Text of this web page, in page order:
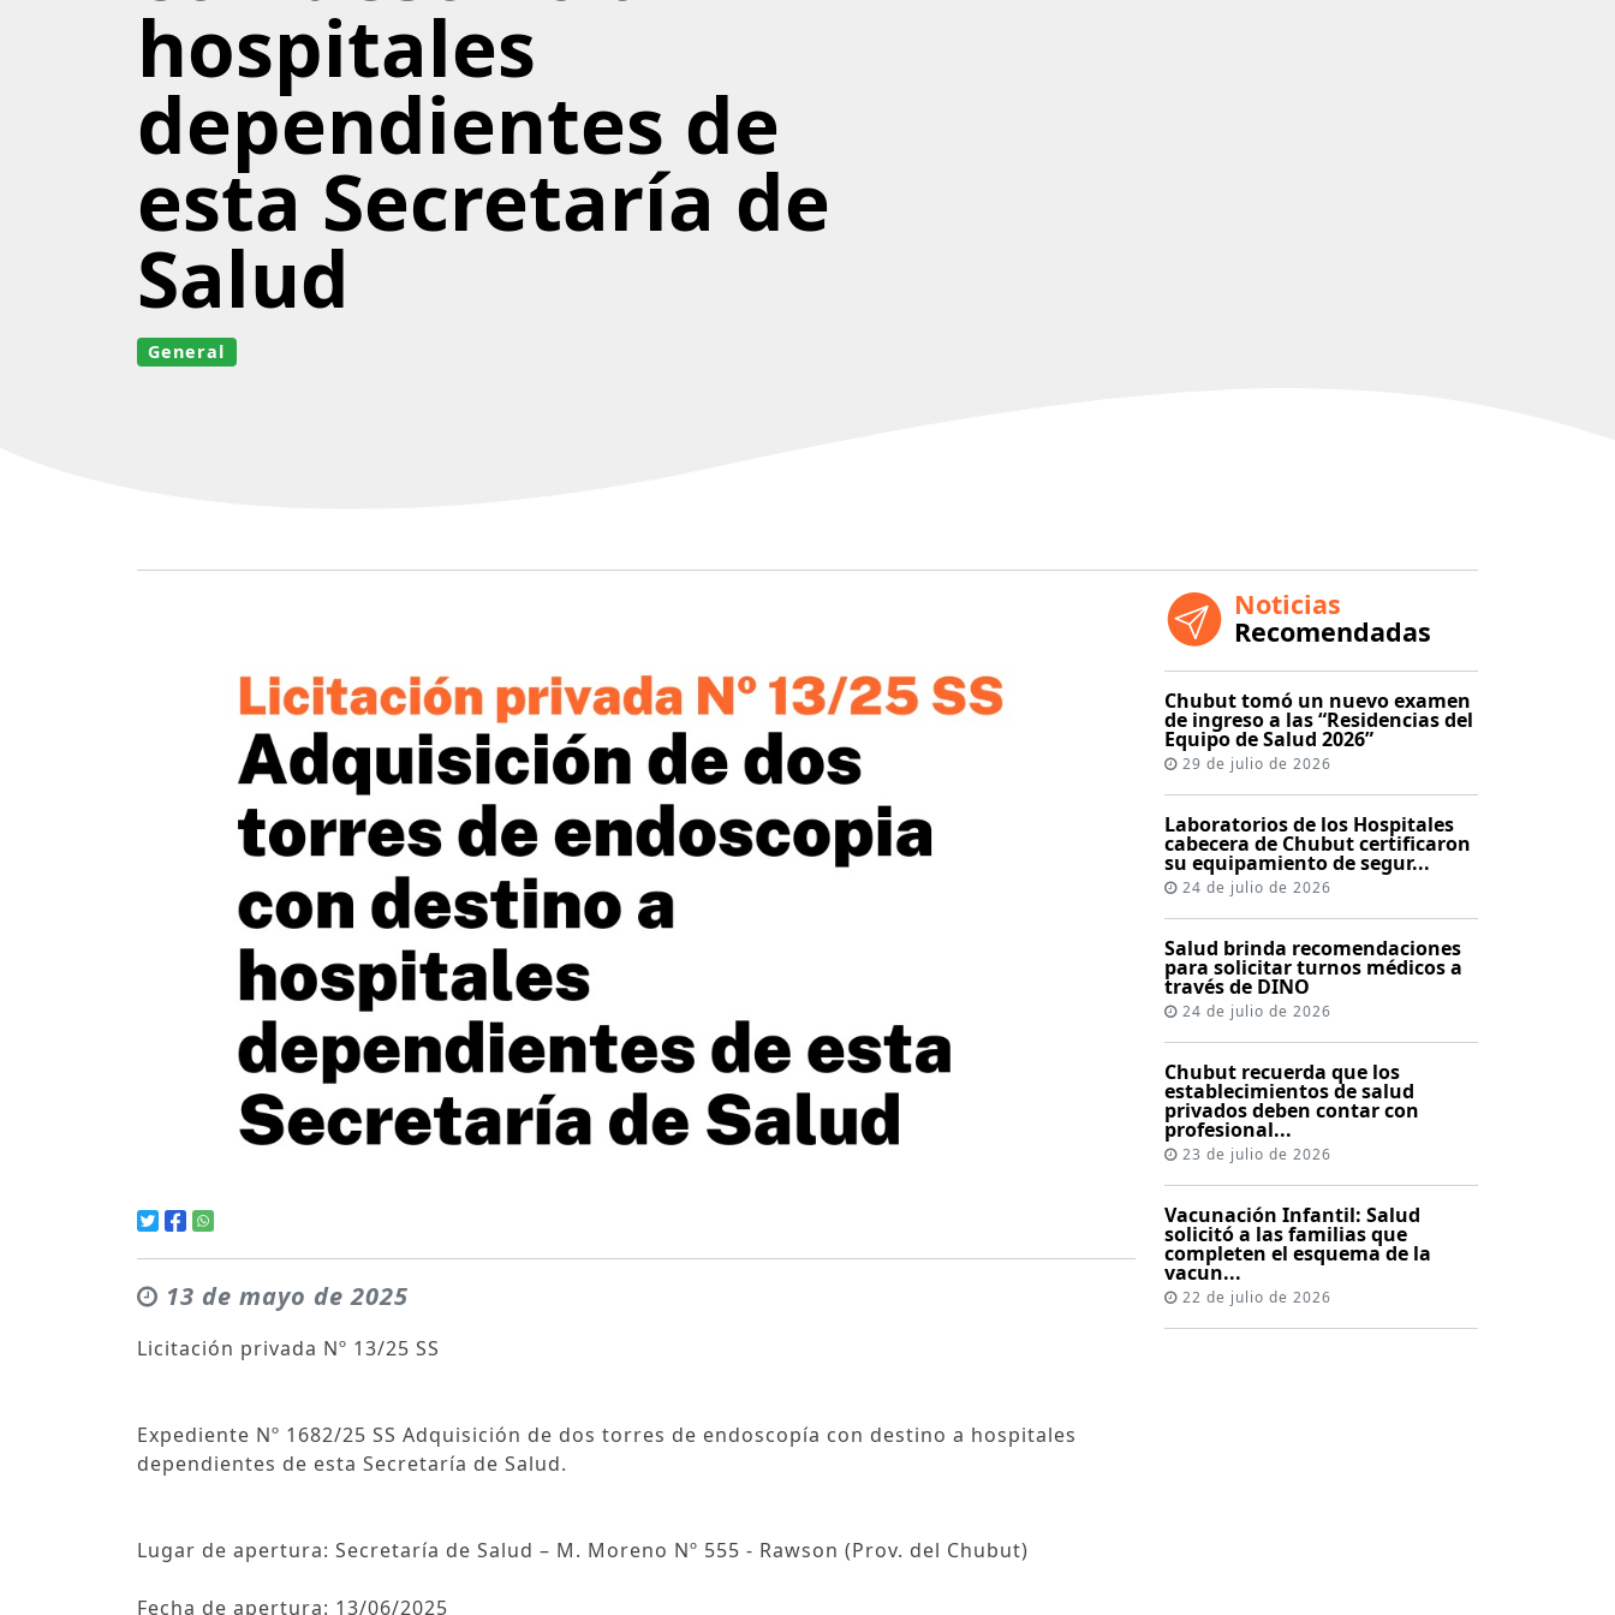
hospitales
dependientes de
esta Secretaría de
Salud
General
13 de mayo de 2025
Licitación privada Nº 13/25 SS
Expediente Nº 1682/25 SS Adquisición de dos torres de endoscopía con destino a hospitales
dependientes de esta Secretaría de Salud.
Lugar de apertura: Secretaría de Salud – M. Moreno Nº 555 - Rawson (Prov. del Chubut)
Fecha de apertura: 13/06/2025
Noticias
Recomendadas
Chubut tomó un nuevo examen
de ingreso a las “Residencias del
Equipo de Salud 2026”
29 de julio de 2026
Laboratorios de los Hospitales
cabecera de Chubut certificaron
su equipamiento de segur...
24 de julio de 2026
Salud brinda recomendaciones
para solicitar turnos médicos a
través de DINO
24 de julio de 2026
Chubut recuerda que los
establecimientos de salud
privados deben contar con
profesional...
23 de julio de 2026
Vacunación Infantil: Salud
solicitó a las familias que
completen el esquema de la
vacun...
22 de julio de 2026